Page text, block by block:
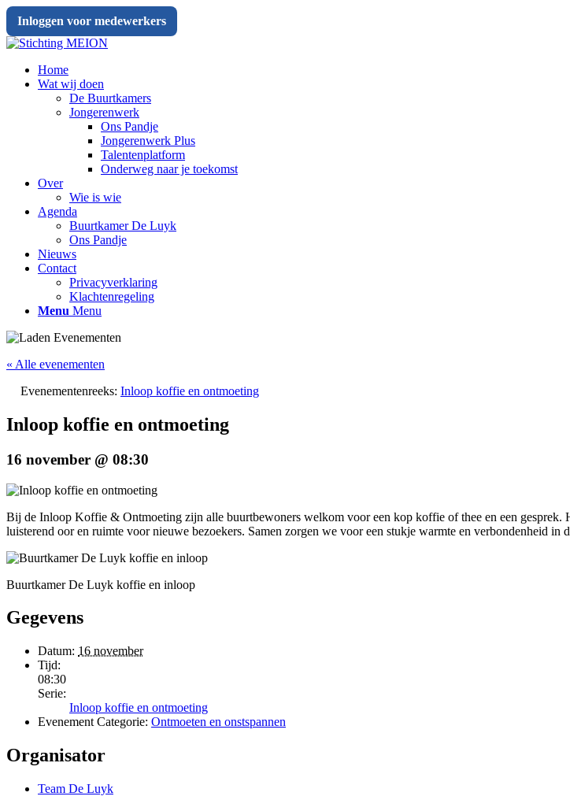
Inloggen voor medewerkers
Home
Wat wij doen
De Buurtkamers
Jongerenwerk
Ons Pandje
Jongerenwerk Plus
Talentenplatform
Onderweg naar je toekomst
Over
Wie is wie
Agenda
Buurtkamer De Luyk
Ons Pandje
Nieuws
Contact
Privacyverklaring
Klachtenregeling
Menu Menu
« Alle evenementen
Evenementenreeks: Inloop koffie en ontmoeting
Inloop koffie en ontmoeting
16 november @ 08:30
Bij de Inloop Koffie & Ontmoeting zijn alle buurtbewoners welkom voor een kop koffie of thee en een gesprek.
luisterend oor en ruimte voor nieuwe bezoekers. Samen zorgen we voor een stukje warmte en verbondenheid in
Buurtkamer De Luyk koffie en inloop
Gegevens
Datum: 16 november
Tijd:
08:30
Serie:
Inloop koffie en ontmoeting
Evenement Categorie: Ontmoeten en onstspannen
Organisator
Team De Luyk